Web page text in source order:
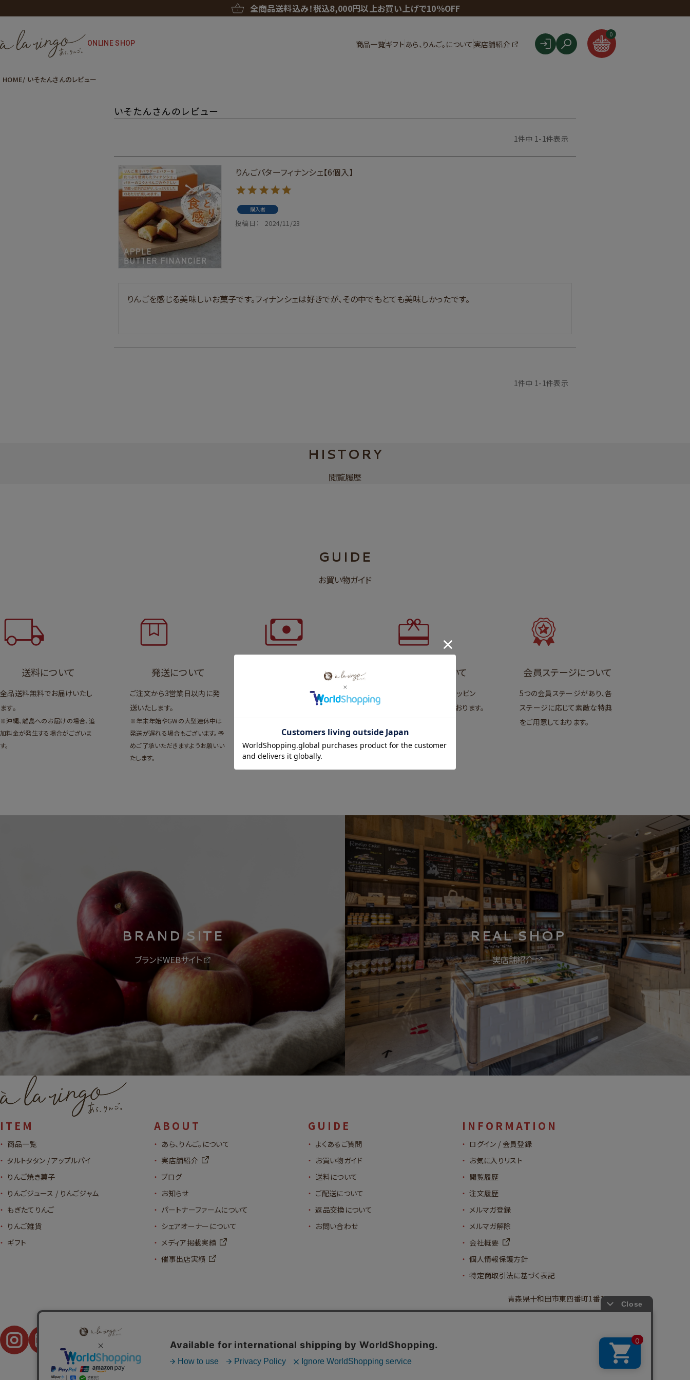
全商品送料込み！税込8,000円以上お買い上げで10％OFF
ONLINE SHOP 商品一覧ギフト あら、りんご。について 実店舗紹介
0
HOME いそたんさんのレビュー
いそたんさんのレビュー
1件中 1-1件表示
りんごバターフィナンシェ【6個入】
購入者
投稿日 2024/11/23
りんごを感じる美味しいお菓子です。フィナンシェは好きでが、その中でもとても美味しかったです。
1件中 1-1件表示
HISTORY
閲覧履歴
GUIDE
お買い物ガイド
送料について
全品送料無料でお届けいたし
ます。
※沖縄、離島へのお届けの場合、追
加料金が発生する場合がございま
す。
発送について
ご注文から3営業日以内に発
送いたします。
※年末年始やGWの大型連休中は
発送が遅れる場合もございます。予
めご了承いただきますようお願いい
たします。
お支払いについて
クレジット、PayPay、楽天Pay、
AmazonPay、銀行振込、代金
ギフトについて
ギフトシール・のし・ラッピン
グ・紙袋をご用意しております。
会員ステージについて
5つの会員ステージがあり、各
ステージに応じて素敵な特典
をご用意しております。
BRAND SITE
ブランドWEBサイト
REAL SHOP
実店舗紹介
ITEM
商品一覧
タルトタタン / アップルパイ
りんご焼き菓子
りんごジュース / りんごジャム
もぎたてりんご
りんご雑貨
ギフト
ABOUT
あら、りんご。について
実店舗紹介
ブログ
お知らせ
パートナーファームについて
シェアオーナーについて
メディア掲載実績
催事出店実績
GUIDE
よくあるご質問
お買い物ガイド
送料について
ご配送について
返品交換について
お問い合わせ
INFORMATION
ログイン / 会員登録
お気に入りリスト
閲覧履歴
注文履歴
メルマガ登録
メルマガ解除
会社概要
個人情報保護方針
特定商取引法に基づく表記
青森県十和田市東四番町1番14号